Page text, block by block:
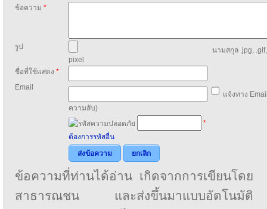
ข้อความ *
รูป
นามสกุล .jpg,
pixel
ชื่อที่ใช้แสดง *
Email
แจ้งทาง
ความลับ)
*
ต้องการรหัสอื่น
ส่งข้อความ
ยกเลิก
ข้อความที่ท่านได้อ่าน เกิดจากการเขียนโดย
สาธารณชน และส่งขึ้นมาแบบอัตโนมัติ